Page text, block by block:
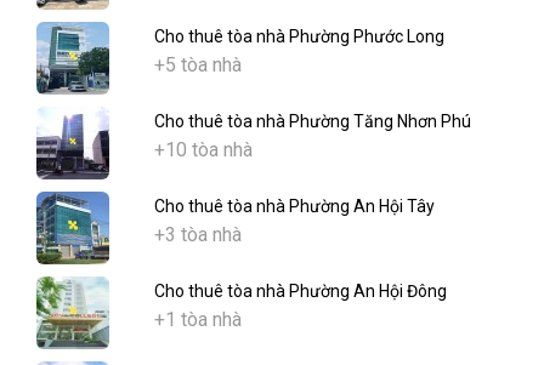
Cho thuê tòa nhà Phường Phước Long
+5 tòa nhà
Cho thuê tòa nhà Phường Tăng Nhơn Phú
+10 tòa nhà
Cho thuê tòa nhà Phường An Hội Tây
+3 tòa nhà
Cho thuê tòa nhà Phường An Hội Đông
+1 tòa nhà